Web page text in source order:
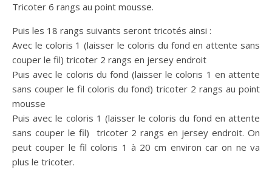
Tricoter 6 rangs au point mousse.
Puis les 18 rangs suivants seront tricotés ainsi :
Avec le coloris 1 (laisser le coloris du fond en attente sans
couper le fil) tricoter 2 rangs en jersey endroit
Puis avec le coloris du fond (laisser le coloris 1 en attente
sans couper le fil coloris du fond) tricoter 2 rangs au point
mousse
Puis avec le coloris 1 (laisser le coloris du fond en attente
sans couper le fil) tricoter 2 rangs en jersey endroit. On
peut couper le fil coloris 1 à 20 cm environ car on ne va
plus le tricoter.